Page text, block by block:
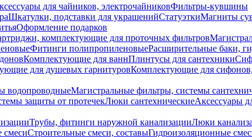
для чайников, электрочайниковФильтры-кувшины
Шкатулки, подставки для украшенийСтатуэткиМагниты
Оформление подарков
комплектующие для проточных фильтров
Фитинги полипропиленовыеРасширительные баки,
Комплектующие для ваннПлинтусы для сантехники
для душевых гарнитуровКомплектующие для
водопроводныеМагистральные фильтры, системы
защиты от протечекЛюки сантехническиеАксессуары
Трубы, фитинги наружной канализацииЛюки
смесиСтроительные смеси, составыГидроизоляционные